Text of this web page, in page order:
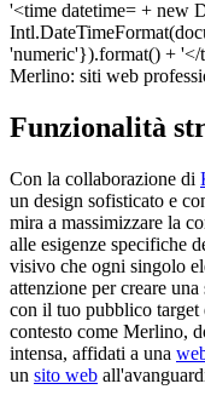
Merlino: siti web
Funzionalità
Con la collaborazione di
un design sofisticato e
mira a massimizzare la
alle esigenze specifiche
visivo che ogni singolo
attenzione per creare
con il tuo pubblico target
contesto come Merlino,
intensa, affidati a una
un sito web